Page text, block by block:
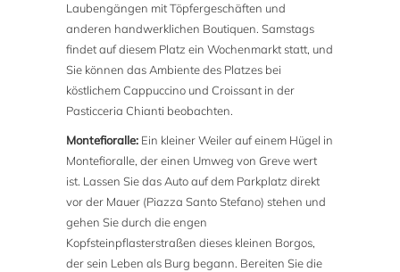
Laubengängen mit Töpfergeschäften und
anderen handwerklichen Boutiquen. Samstags
findet auf diesem Platz ein Wochenmarkt statt, und
Sie können das Ambiente des Platzes bei
köstlichem Cappuccino und Croissant in der
Pasticceria Chianti beobachten.
Montefioralle: Ein kleiner Weiler auf einem Hügel in
Montefioralle, der einen Umweg von Greve wert
ist. Lassen Sie das Auto auf dem Parkplatz direkt
vor der Mauer (Piazza Santo Stefano) stehen und
gehen Sie durch die engen
Kopfsteinpflasterstraßen dieses kleinen Borgos,
der sein Leben als Burg begann. Bereiten Sie die